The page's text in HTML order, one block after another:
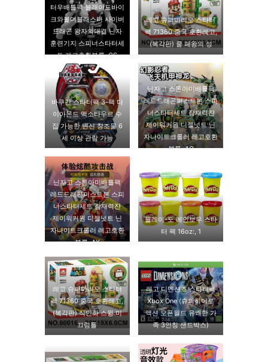
터우배틀팩 블래이드바이
크와볼더블래스터 사이버
드래곤 왕자의대결 닌자
훈련기지 스피너스타터세
트 레고호환블록, CS
레고 슈퍼마리오 스타터
팩 71360 중국 호환레고,
(복각판) 쿨 패왕의 성
바쿠간 스타터팩 3-팩 다
이아몬드 맥소타우르 수
집 가능한 변신 창조물 6
세 이상 관람 가능
닌자고 스톤아미배틀팩
레드드래곤퍼스트본 스피
너스타터세트 잠재력쟌
제이워커원 디젤넛트 닌
자나이트크롤러 레고호환
블록, AO
닌자고 스톤아미배틀팩
레드드래곤퍼스트본 스피
너스타터세트 잠재력쟌
제이워커원 디젤넛트 닌
자나이트크롤러 레고호환
블록, AX
플레이-도 레인보우 스타
터 팩 16oz:, 1
레고 슈퍼마리오 스타터
팩 71360 중국 호환레고,
(복각판) 식인화 스윙 미
끄럼틀
레고 디멘션즈 스타터팩
Xbox One (슈퍼히어로
액션 오픈월드 유쾌한 가
족 3인칭 샌드박스)